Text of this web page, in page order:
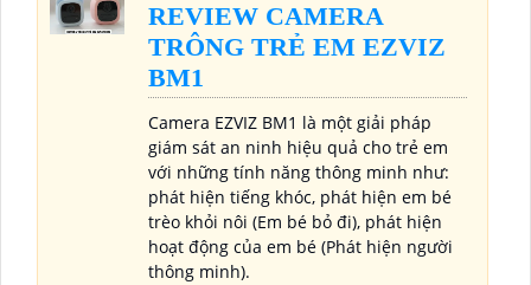
REVIEW CAMERA
TRÔNG TRẺ EM EZVIZ
BM1
Camera EZVIZ BM1 là một giải pháp
giám sát an ninh hiệu quả cho trẻ em
với những tính năng thông minh như:
phát hiện tiếng khóc, phát hiện em bé
trèo khỏi nôi (Em bé bỏ đi), phát hiện
hoạt động của em bé (Phát hiện người
thông minh).